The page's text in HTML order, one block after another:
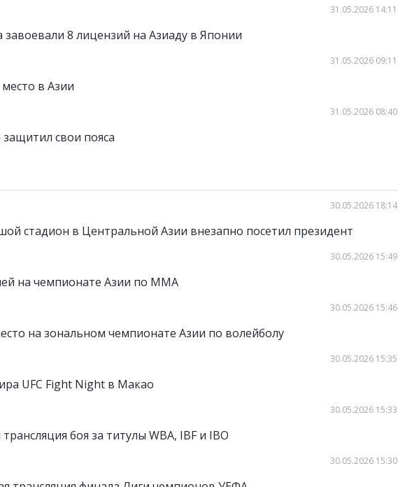
31.05.2026 14:11
8 лицензий на Азиаду в Японии
31.05.2026 09:11
в Азии
31.05.2026 08:40
свои пояса
30.05.2026 18:14
стадион в Центральной Азии внезапно посетил президент
30.05.2026 15:49
на чемпионате Азии по ММА
30.05.2026 15:46
на зональном чемпионате Азии по волейболу
30.05.2026 15:35
UFC Fight Night в Макао
30.05.2026 15:33
боя за титулы WBA, IBF и IBO
30.05.2026 15:30